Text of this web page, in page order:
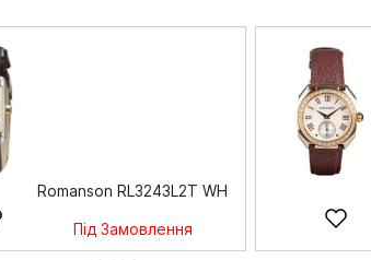
Romanson RL3243L2T WH
Під Замовлення